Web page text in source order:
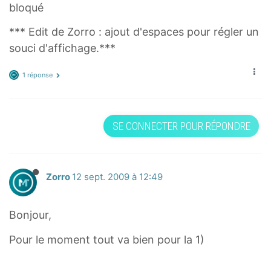
bloqué
*** Edit de Zorro : ajout d'espaces pour régler un
souci d'affichage.***
1 réponse
SE CONNECTER POUR RÉPONDRE
Zorro 12 sept. 2009 à 12:49
Bonjour,
Pour le moment tout va bien pour la 1)